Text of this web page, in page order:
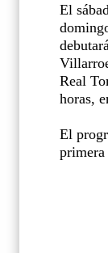
El
Real
horas,
El
primera